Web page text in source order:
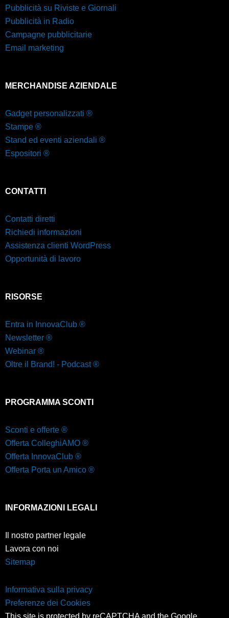
Pubblicità su Riviste e Giornali
Pubblicità in Radio
Campagne pubblicitarie
Email marketing
MERCHANDISE AZIENDALE
Gadget personalizzati ®
Stampe ®
Stand ed eventi aziendali ®
Espositori ®
CONTATTI
Contatti diretti
Richiedi informazioni
Assistenza clienti WordPress
Opportunità di lavoro
RISORSE
Entra in InnovaClub ®
Newsletter ®
Webinar ®
Oltre il Brand! - Podcast ®
PROGRAMMA SCONTI
Sconti e offerte ®
Offerta ColleghiAMO ®
Offerta InnovaClub ®
Offerta Porta un Amico ®
INFORMAZIONI LEGALI
Il nostro partner legale
Lavora con noi
Sitemap
Informativa sulla privacy
Preferenze dei Cookies